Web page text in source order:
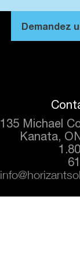
Demandez
135 Michael
Kanata,